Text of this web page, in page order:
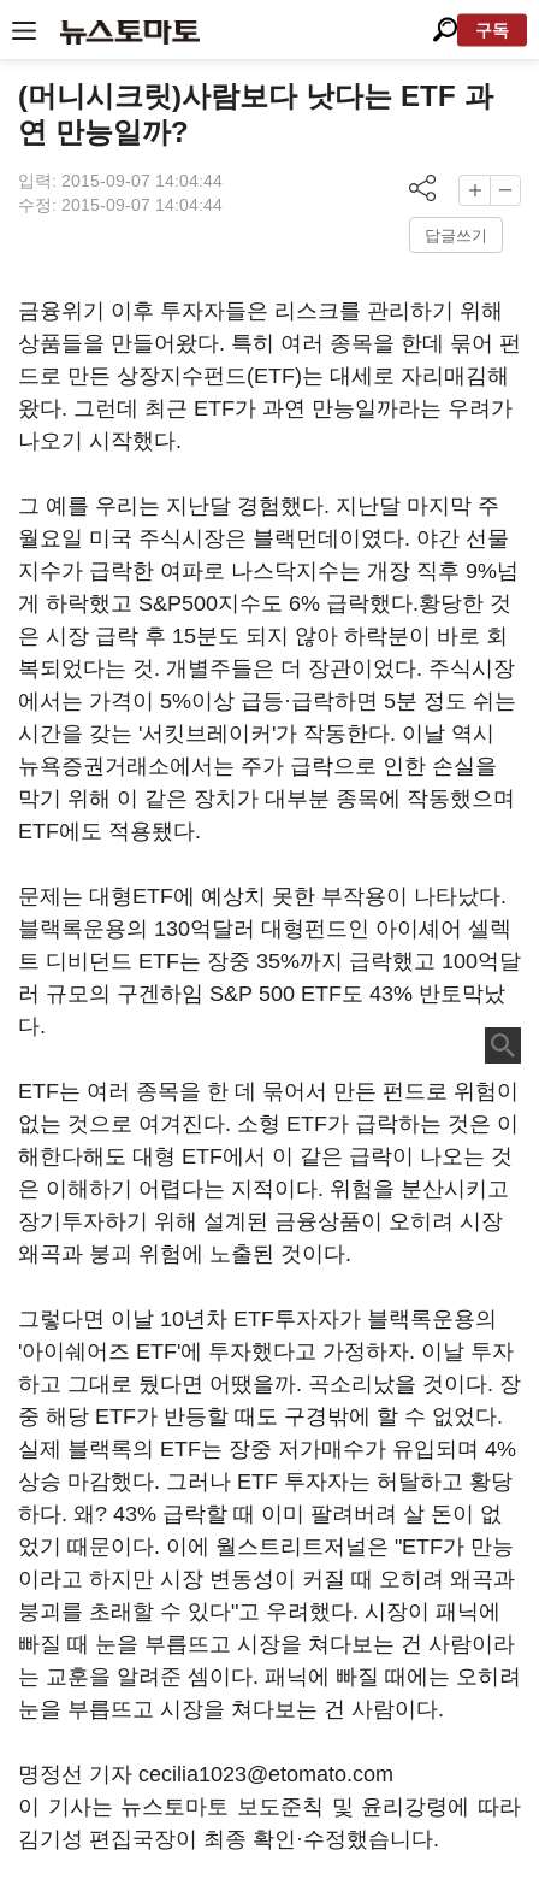
구독
(머니시크릿)사람보다 낫다는 ETF 과
연 만능일까?
입력: 2015-09-07 14:04:44
수정: 2015-09-07 14:04:44
답글쓰기
금융위기 이후 투자자들은 리스크를 관리하기 위해
상품들을 만들어왔다. 특히 여러 종목을 한데 묶어 펀
드로 만든 상장지수펀드(ETF)는 대세로 자리매김해
왔다. 그런데 최근 ETF가 과연 만능일까라는 우려가
나오기 시작했다.
그 예를 우리는 지난달 경험했다. 지난달 마지막 주
월요일 미국 주식시장은 블랙먼데이였다. 야간 선물
지수가 급락한 여파로 나스닥지수는 개장 직후 9%넘
게 하락했고 S&P500지수도 6% 급락했다.황당한 것
은 시장 급락 후 15분도 되지 않아 하락분이 바로 회
복되었다는 것. 개별주들은 더 장관이었다. 주식시장
에서는 가격이 5%이상 급등·급락하면 5분 정도 쉬는
시간을 갖는 '서킷브레이커'가 작동한다. 이날 역시
뉴욕증권거래소에서는 주가 급락으로 인한 손실을
막기 위해 이 같은 장치가 대부분 종목에 작동했으며
ETF에도 적용됐다.
문제는 대형ETF에 예상치 못한 부작용이 나타났다.
블랙록운용의 130억달러 대형펀드인 아이셰어 셀렉
트 디비던드 ETF는 장중 35%까지 급락했고 100억달
러 규모의 구겐하임 S&P 500 ETF도 43% 반토막났
다.
ETF는 여러 종목을 한 데 묶어서 만든 펀드로 위험이
없는 것으로 여겨진다. 소형 ETF가 급락하는 것은 이
해한다해도 대형 ETF에서 이 같은 급락이 나오는 것
은 이해하기 어렵다는 지적이다. 위험을 분산시키고
장기투자하기 위해 설계된 금융상품이 오히려 시장
왜곡과 붕괴 위험에 노출된 것이다.
그렇다면 이날 10년차 ETF투자자가 블랙록운용의
'아이쉐어즈 ETF'에 투자했다고 가정하자. 이날 투자
하고 그대로 뒀다면 어땠을까. 곡소리났을 것이다. 장
중 해당 ETF가 반등할 때도 구경밖에 할 수 없었다.
실제 블랙록의 ETF는 장중 저가매수가 유입되며 4%
상승 마감했다. 그러나 ETF 투자자는 허탈하고 황당
하다. 왜? 43% 급락할 때 이미 팔려버려 살 돈이 없
었기 때문이다. 이에 월스트리트저널은 "ETF가 만능
이라고 하지만 시장 변동성이 커질 때 오히려 왜곡과
붕괴를 초래할 수 있다"고 우려했다. 시장이 패닉에
빠질 때 눈을 부릅뜨고 시장을 쳐다보는 건 사람이라
는 교훈을 알려준 셈이다. 패닉에 빠질 때에는 오히려
눈을 부릅뜨고 시장을 쳐다보는 건 사람이다.
명정선 기자 cecilia1023@etomato.com
이 기사는 뉴스토마토 보도준칙 및 윤리강령에 따라
김기성 편집국장이 최종 확인·수정했습니다.